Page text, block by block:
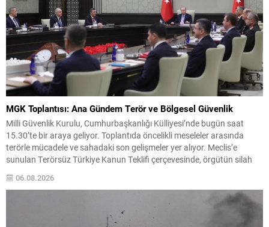
MGK Toplantısı: Ana Gündem Terör ve Bölgesel Güvenlik
Milli Güvenlik Kurulu, Cumhurbaşkanlığı Külliyesi’nde bugün saat
15.30’te bir araya geliyor. Toplantıda öncelikli meseleler arasında
terörle mücadele ve sahadaki son gelişmeler yer alıyor. Meclis’e
sunulan Terörsüz Türkiye Kanun Teklifi çerçevesinde, örgütün silah
şekilde değerlendirilecek. Ayrıca, yürütülen operasyonlar ve
koordinasyon mekanizmaları masada olacak....
06.08.2026